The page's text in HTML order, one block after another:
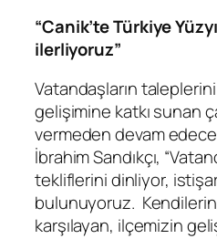
“Canik’te Türkiye
ilerliyoruz”
Vatandaşların
gelişimine katkı sunan
vermeden devam
İbrahim Sandıkçı,
tekliflerini dinliyor,
bulunuyoruz.
karşılayan, ilçemizin